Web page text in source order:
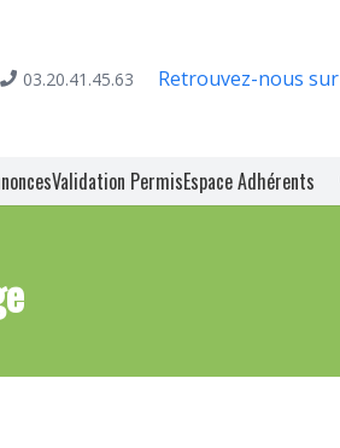
03.20.41.45.63 Retrouvez-nous sur
Validation PermisEspace Adhérents